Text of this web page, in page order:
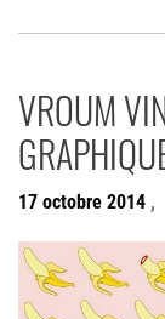
VROUM
17 octobre 2014 ,